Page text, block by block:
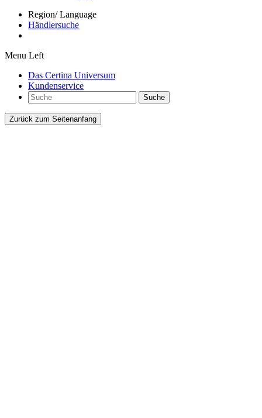
Region/ Language
Händlersuche
Menu Left
Das Certina Universum
Kundenservice
Suche
Zurück zum Seitenanfang